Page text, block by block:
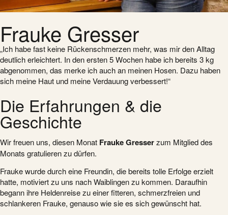
Frauke Gresser
„Ich habe fast keine Rückenschmerzen mehr, was mir den Alltag
deutlich erleichtert. In den ersten 5 Wochen habe ich bereits 3 kg
abgenommen, das merke ich auch an meinen Hosen. Dazu haben
sich meine Haut und meine Verdauung verbessert!“
Die Erfahrungen & die
Geschichte
Wir freuen uns, diesen Monat Frauke Gresserzum Mitglied des
Monats gratulieren zu dürfen.
Frauke wurde durch eine Freundin, die bereits tolle Erfolge erzielt
hatte, motiviert zu uns nach Waiblingen zu kommen. Daraufhin
begann ihre Heldenreise zu einer fitteren, schmerzfreien und
schlankeren Frauke, genauso wie sie es sich gewünscht hat.